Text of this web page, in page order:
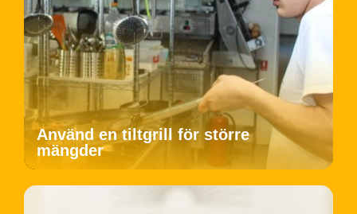
Använd en tiltgrill för större
mängder